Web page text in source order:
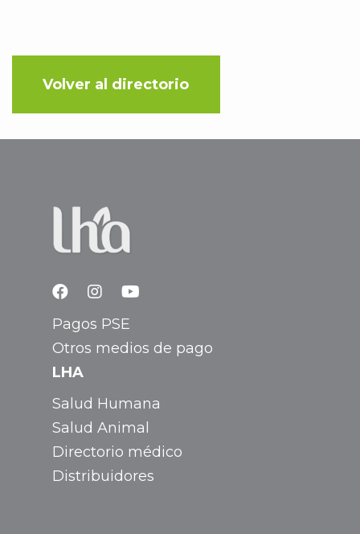
Volver al directorio
Pagos PSE
Otros medios de pago
LHA
Salud Humana
Salud Animal
Directorio médico
Distribuidores